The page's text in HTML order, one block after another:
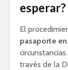
esperar?
El
pasaporte en
través de la